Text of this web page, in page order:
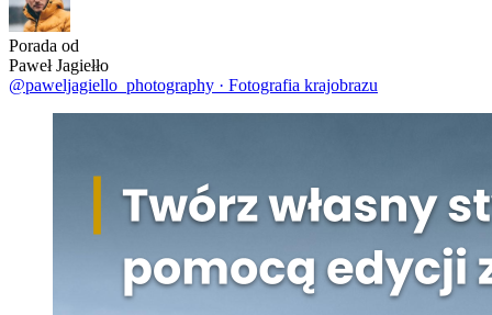
Porada od
Paweł Jagiełło
@paweljagiello_photography · Fotografia krajobrazu